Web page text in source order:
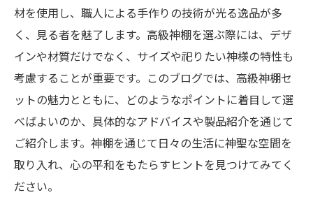
材を使用し、職人による手作りの技術が光る逸品が多
く、見る者を魅了します。高級神棚を選ぶ際には、デザ
インや材質だけでなく、サイズや祀りたい神様の特性も
考慮することが重要です。このブログでは、高級神棚セ
ットの魅力とともに、どのようなポイントに着目して選
べばよいのか、具体的なアドバイスや製品紹介を通じて
ご紹介します。神棚を通じて日々の生活に神聖な空間を
取り入れ、心の平和をもたらすヒントを見つけてみてく
ださい。